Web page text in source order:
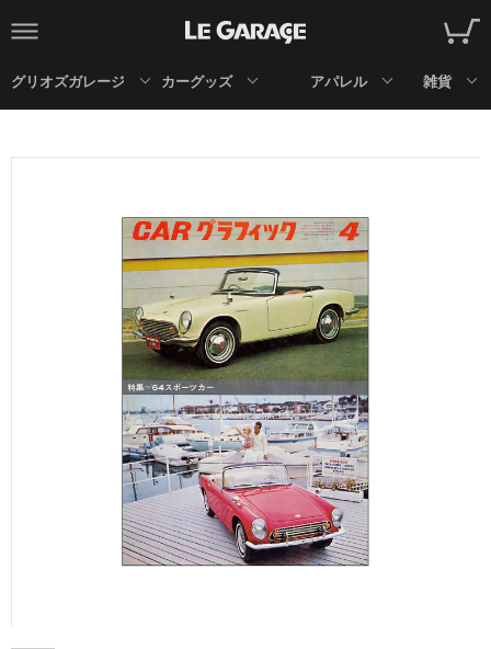
グリオズガレージ カーグッズ アパレル 雑貨